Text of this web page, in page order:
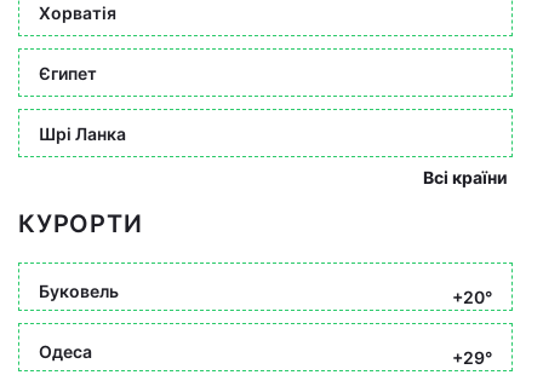
Хорватія
Єгипет
Шрі Ланка
Всі країни
КУРОРТИ
Буковель +20°
Одеса +29°